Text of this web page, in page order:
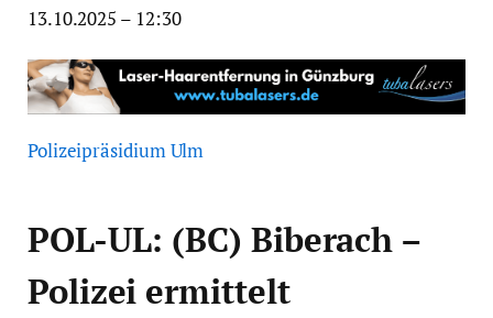
13.10.2025 – 12:30
Polizeipräsidium Ulm
POL-UL: (BC) Biberach –
Polizei ermittelt